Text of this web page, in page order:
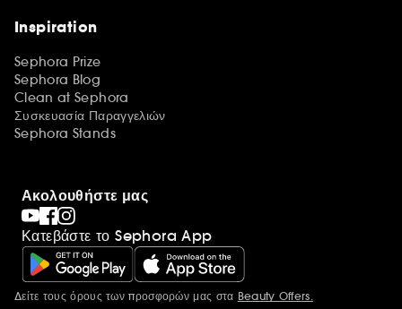
Inspiration
Sephora Prize
Sephora Blog
Clean at Sephora
Συσκευασία Παραγγελιών
Sephora Stands
Ακολουθήστε μας
Κατεβάστε το Sephora App
Περισσότερες πληροφορίες
Δείτε τους όρους των προσφορών μας στα Beauty Offers.